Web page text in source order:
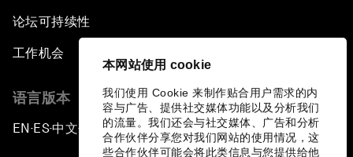
本网站使用 cookie
我们使用 Cookie 来制作贴合用户需求的内
容与广告、提供社交媒体功能以及分析我们
的流量。我们还会与社交媒体、广告和分析
合作伙伴分享您对我们网站的使用情况，这
些合作伙伴可能会将此类信息与您提供给他
论坛可持续性
工作机会
语言版本
EN ▪ES▪中文▪ 日本語